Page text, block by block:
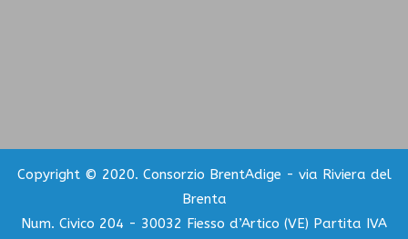
Copyright © 2020. Consorzio BrentAdige - via Riviera del
Brenta
Num. Civico 204 - 30032 Fiesso d’Artico (VE) Partita IVA